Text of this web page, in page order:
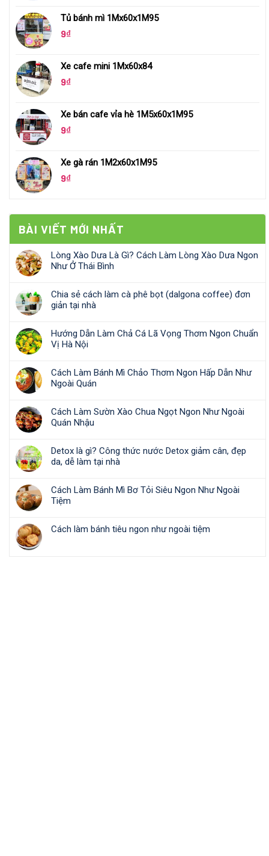
Tủ bánh mì 1Mx60x1M95
9₫
Xe cafe mini 1Mx60x84
9₫
Xe bán cafe vỉa hè 1M5x60x1M95
9₫
Xe gà rán 1M2x60x1M95
9₫
BÀI VIẾT MỚI NHẤT
Lòng Xào Dưa Là Gì? Cách Làm Lòng Xào Dưa Ngon
Như Ở Thái Bình
Chia sẻ cách làm cà phê bọt (dalgona coffee) đơn
giản tại nhà
Hướng Dẫn Làm Chả Cá Lã Vọng Thơm Ngon Chuẩn
Vị Hà Nội
Cách Làm Bánh Mì Chảo Thơm Ngon Hấp Dẫn Như
Ngoài Quán
Cách Làm Sườn Xào Chua Ngọt Ngon Như Ngoài
Quán Nhậu
Detox là gì? Công thức nước Detox giảm cân, đẹp
da, dễ làm tại nhà
Cách Làm Bánh Mì Bơ Tỏi Siêu Ngon Như Ngoài
Tiệm
Cách làm bánh tiêu ngon như ngoài tiệm